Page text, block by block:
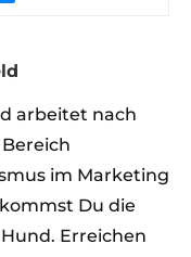
arbeitet nach
im Marketing
Du die
Erreichen